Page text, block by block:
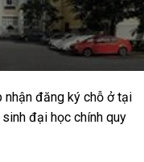
nhận đăng ký chỗ ở tại
đại học chính quy